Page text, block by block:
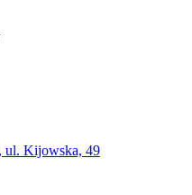
ul. Kijowska, 49